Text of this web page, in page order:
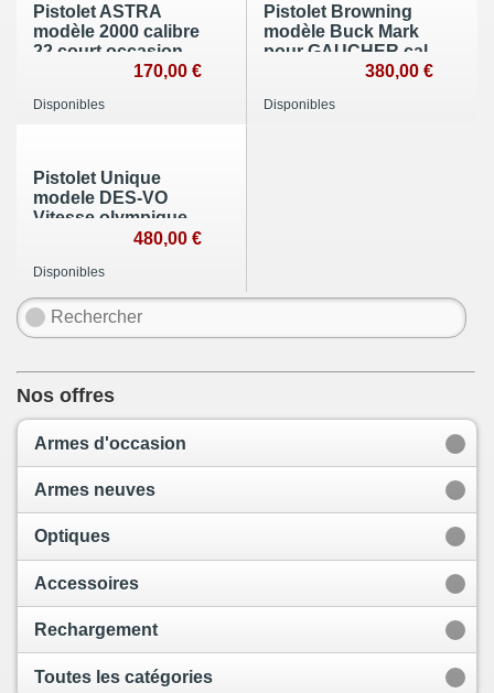
Pistolet ASTRA
modèle 2000 calibre
22 court occasion
170,00 €
Disponibles
Pistolet Browning
modèle Buck Mark
pour GAUCHER cal
22LR occasion380,00 €
Disponibles
Pistolet Unique
modele DES-VO
Vitesse olympique
calibre 22 Short480,00 €
Disponibles
Nos offres
Armes d'occasion
Armes neuves
Optiques
Accessoires
Rechargement
Toutes les catégories